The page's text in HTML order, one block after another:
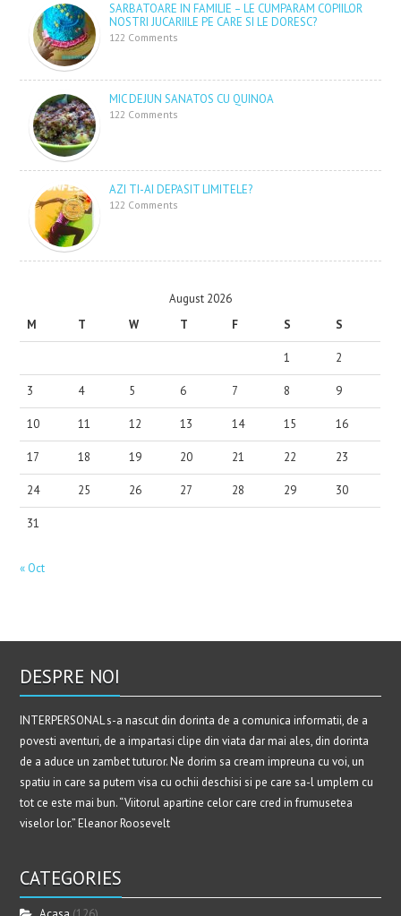
SARBATOARE IN FAMILIE – LE CUMPARAM COPIILOR
NOSTRI JUCARIILE PE CARE SI LE DORESC?
122 Comments
MIC DEJUN SANATOS CU QUINOA
122 Comments
AZI TI-AI DEPASIT LIMITELE?
122 Comments
August 2026
M
T W T F S S
1 2
3 4 5 6 7 8 9
10 11 12 13 14 15 16
17 18 19 20 21 22 23
24 25 26 27 28 29 30
31
« Oct
DESPRE NOI
INTERPERSONAL s-a nascut din dorinta de a comunica informatii, de a
povesti aventuri, de a impartasi clipe din viata dar mai ales, din dorinta
de a aduce un zambet tuturor. Ne dorim sa cream impreuna cu voi, un
spatiu in care sa putem visa cu ochii deschisi si pe care sa-l umplem cu
tot ce este mai bun. “Viitorul apartine celor care cred in frumusetea
viselor lor.” Eleanor Roosevelt
CATEGORIES